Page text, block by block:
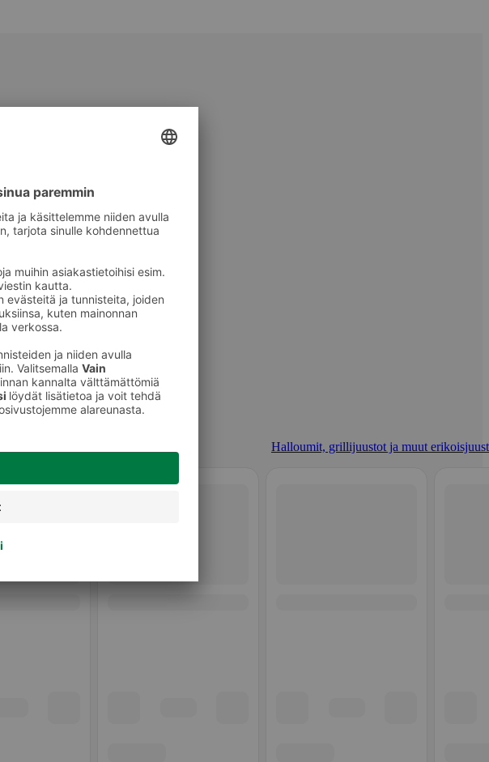
Halloumit, grillijuustot ja muut